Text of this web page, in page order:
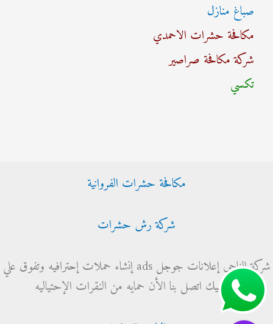
ح
ث
ع
ن
صباغ منازل
مكافحة حشرات الاحمدي
شركة مكافحة صراصير
تكسي
مكافحة حشرات الفروانية
شركة رش حشرات
شركة الناجي إعلانات جوجل ads إنشاء حملات إحترافيه وتفوق علي
منافسيك اتصل بنا الأن حمايه من النقرات الإحتياليه